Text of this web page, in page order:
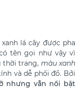
lá cây được pha
tên gọi như vậy vì
thời trang, màu xanh
và dễ phối đồ. Bởi
nhưng vẫn nổi bật